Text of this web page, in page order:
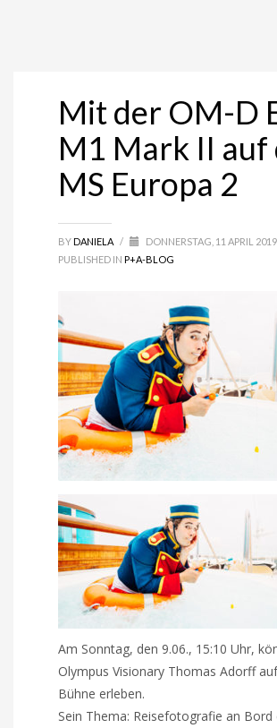
Mit der OM-D
M1 Mark II auf
MS Europa 2
BYDANIELA / DONNERSTAG, 11 APRIL 2019
PUBLISHED INP+A-BLOG
Am Sonntag, den 9.06., 15:10 Uhr,
Olympus Visionary Thomas Adorff
Bühne erleben.
Sein Thema: Reisefotografie an Bord